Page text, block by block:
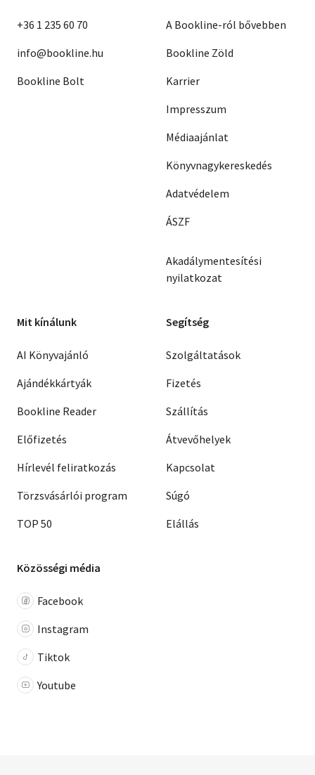
+36 1 235 60 70
info@bookline.hu
Bookline Bolt
A Bookline-ról bővebben
Bookline Zöld
Karrier
Impresszum
Médiaajánlat
Könyvnagykereskedés
Adatvédelem
ÁSZF
Akadálymentesítési
nyilatkozat
Mit kínálunk
AI Könyvajánló
Ajándékkártyák
Bookline Reader
Előfizetés
Hírlevél feliratkozás
Törzsvásárlói program
TOP 50
Segítség
Szolgáltatások
Fizetés
Szállítás
Átvevőhelyek
Kapcsolat
Súgó
Elállás
Közösségi média
Facebook
Instagram
Tiktok
Youtube